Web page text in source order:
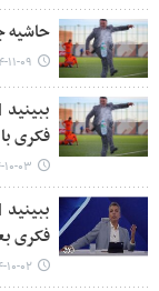
حاشیه
۱۴۰۴-۱۱-
فکری
۱۴۰۴-۱۰-
فکری
۱۴۰۴-۱۰-